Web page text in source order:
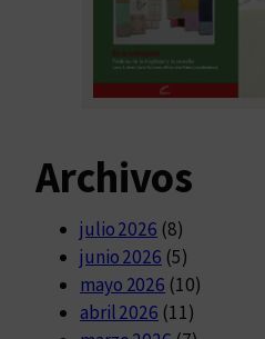
Archivos
julio 2026 (8)
junio 2026 (5)
mayo 2026 (10)
abril 2026 (11)